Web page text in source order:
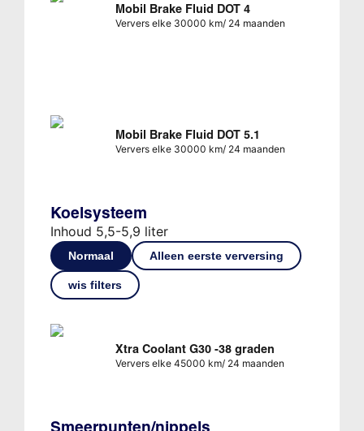
Mobil Brake Fluid DOT 4
Ververs elke 30000 km/ 24 maanden
Mobil Brake Fluid DOT 5.1
Ververs elke 30000 km/ 24 maanden
Koelsysteem
Inhoud 5,5-5,9 liter
Normaal Alleen eerste verversing
wis filters
Xtra Coolant G30 -38 graden
Ververs elke 45000 km/ 24 maanden
Smeerpunten/nippels